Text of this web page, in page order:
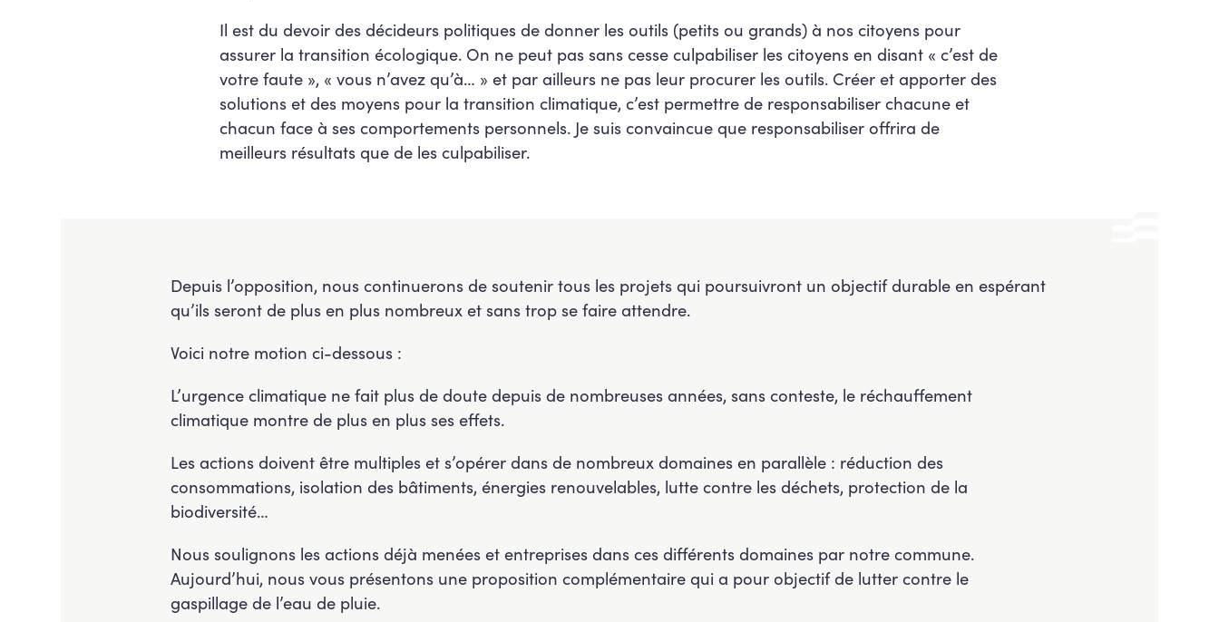
Il est du devoir des décideurs politiques de donner les outils (petits ou grands) à nos citoyens pour
assurer la transition écologique. On ne peut pas sans cesse culpabiliser les citoyens en disant « c’est de
votre faute », « vous n’avez qu’à… » et par ailleurs ne pas leur procurer les outils. Créer et apporter des
solutions et des moyens pour la transition climatique, c’est permettre de responsabiliser chacune et
chacun face à ses comportements personnels. Je suis convaincue que responsabiliser offrira de
meilleurs résultats que de les culpabiliser.
Depuis l’opposition, nous continuerons de soutenir tous les projets qui poursuivront un objectif durable en espérant
qu’ils seront de plus en plus nombreux et sans trop se faire attendre.
Voici notre motion ci-dessous :
L’urgence climatique ne fait plus de doute depuis de nombreuses années, sans conteste, le réchauffement
climatique montre de plus en plus ses effets.
Les actions doivent être multiples et s’opérer dans de nombreux domaines en parallèle : réduction des
consommations, isolation des bâtiments, énergies renouvelables, lutte contre les déchets, protection de la
biodiversité…
Nous soulignons les actions déjà menées et entreprises dans ces différents domaines par notre commune.
Aujourd’hui, nous vous présentons une proposition complémentaire qui a pour objectif de lutter contre le
gaspillage de l’eau de pluie.